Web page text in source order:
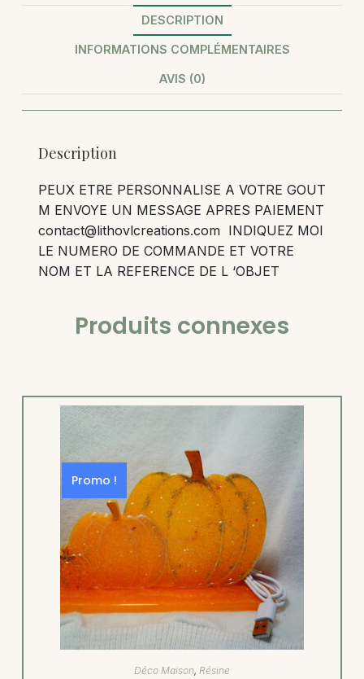
DESCRIPTION
INFORMATIONS COMPLÉMENTAIRES
AVIS (0)
Description
PEUX ETRE PERSONNALISE A VOTRE GOUT
M ENVOYE UN MESSAGE APRES PAIEMENT
contact@lithovlcreations.com INDIQUEZ MOI
LE NUMERO DE COMMANDE ET VOTRE
NOM ET LA REFERENCE DE L ‘OBJET
Produits connexes
Promo !
Déco Maison, Résine